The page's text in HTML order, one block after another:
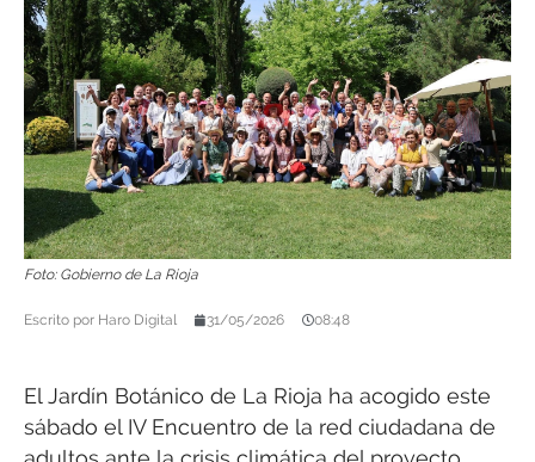
Foto: Gobierno de La Rioja
Escrito por Haro Digital 31/05/2026 08:48
El Jardín Botánico de La Rioja ha acogido este
sábado el IV Encuentro de la red ciudadana de